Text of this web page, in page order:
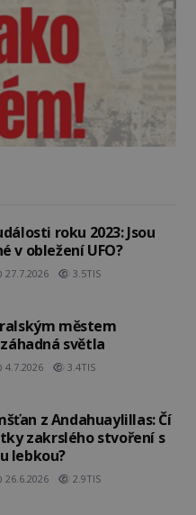
roku 2023: Jsou
v obležení UFO?
27.7.2026 3.5TIS
městem
světla
4.7.2026 3.4TIS
z Andahuaylillas: Čí
zakrslého stvoření s
lebkou?
26.6.2026 2.9TIS